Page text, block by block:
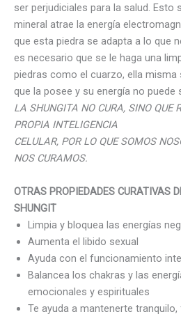
ser perjudiciales para la salud. Esto
mineral atrae la energía
que esta piedra se adapta a lo que
es necesario que se le haga una
piedras como el cuarzo, ella misma
que la posee y su energía no puede
LA SHUNGITA NO CURA, SINO QUE
PROPIA INTELIGENCIA
CELULAR, POR LO QUE SOMOS
NOS CURAMOS.
OTRAS PROPIEDADES CURATIVAS
SHUNGIT
Limpia y bloquea las energías
Aumenta el libido sexual
Ayuda con el funcionamiento
Balancea los chakras y las
emocionales y espirituales
Te ayuda a mantenerte